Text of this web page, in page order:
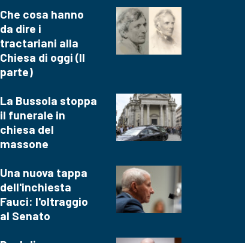
Che cosa hanno
da dire i
tractariani alla
Chiesa di oggi (II
parte)
La Bussola stoppa
il funerale in
chiesa del
massone
Una nuova tappa
dell'inchiesta
Fauci: l'oltraggio
al Senato